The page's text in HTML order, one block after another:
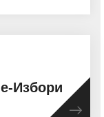
Избори